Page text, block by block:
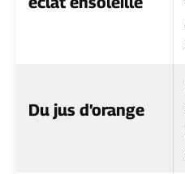
Du jus d’orange